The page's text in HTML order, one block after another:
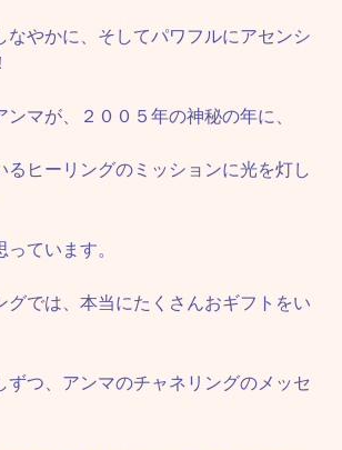
なやかに、そしてパワフルにアセンシ
マが、２００５年の神秘の年に、
るヒーリングのミッションに光を灯し
ています。
グでは、本当にたくさんおギフトをい
ずつ、アンマのチャネリングのメッセ